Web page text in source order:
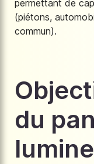
permettant de
(piétons,
commun).
du